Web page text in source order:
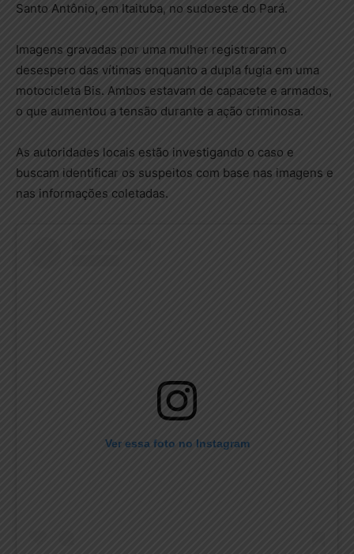
Santo Antônio, em Itaituba, no sudoeste do Pará.
Imagens gravadas por uma mulher registraram o
desespero das vítimas enquanto a dupla fugia em uma
motocicleta Bis. Ambos estavam de capacete e armados,
o que aumentou a tensão durante a ação criminosa.
As autoridades locais estão investigando o caso e
buscam identificar os suspeitos com base nas imagens e
nas informações coletadas.
Ver essa foto no Instagram